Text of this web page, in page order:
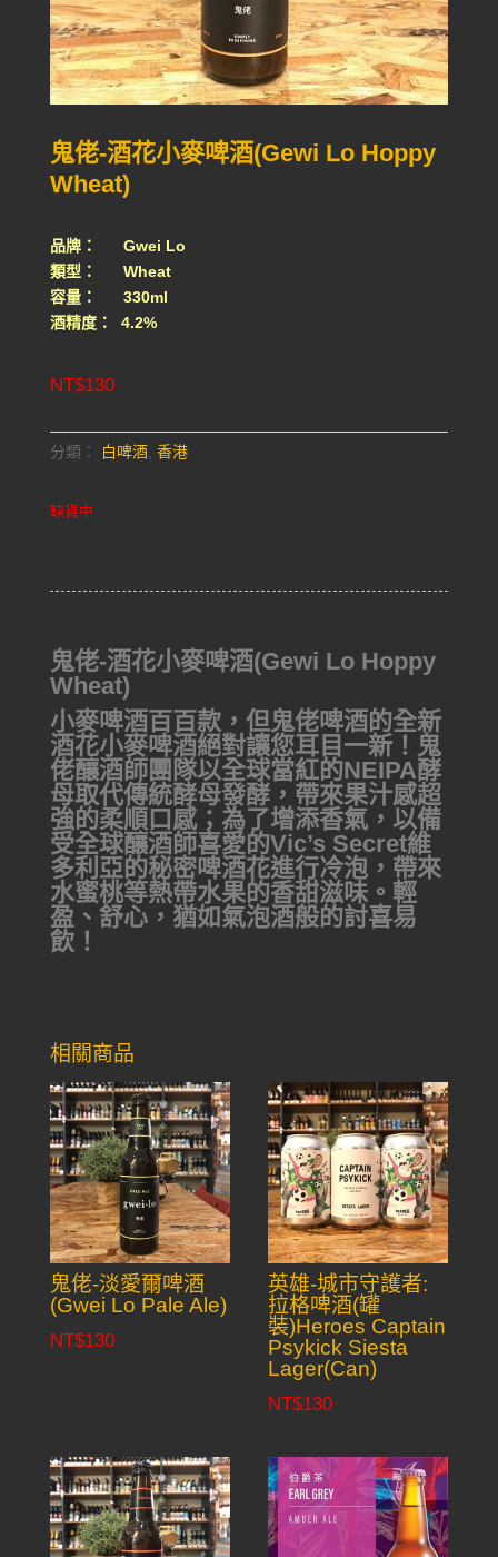
鬼佬-酒花小麥啤酒(Gewi Lo Hoppy
Wheat)
品牌： Gwei Lo
類型： Wheat
容量： 330ml
酒精度： 4.2%
NT$130
分類： 白啤酒, 香港
缺貨中
鬼佬-酒花小麥啤酒(Gewi Lo Hoppy
Wheat)
小麥啤酒百百款，但鬼佬啤酒的全新
酒花小麥啤酒絕對讓您耳目一新！鬼
佬釀酒師團隊以全球當紅的NEIPA酵
母取代傳統酵母發酵，帶來果汁感超
強的柔順口感；為了增添香氣，以備
受全球釀酒師喜愛的Vic’s Secret維
多利亞的秘密啤酒花進行冷泡，帶來
水蜜桃等熱帶水果的香甜滋味。輕
盈、舒心，猶如氣泡酒般的討喜易
飲！
相關商品
鬼佬-淡愛爾啤酒
(Gwei Lo Pale Ale)
NT$130
英雄-城市守護者:
拉格啤酒(罐
裝)Heroes Captain
Psykick Siesta
Lager(Can)
NT$130